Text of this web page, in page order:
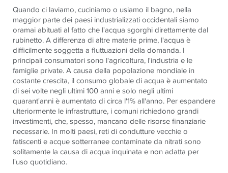
Quando ci laviamo, cuciniamo o usiamo il bagno, nella
maggior parte dei paesi industrializzati occidentali siamo
oramai abituati al fatto che l'acqua sgorghi direttamente dal
rubinetto. A differenza di altre materie prime, l'acqua è
difficilmente soggetta a fluttuazioni della domanda. I
principali consumatori sono l'agricoltura, l'industria e le
famiglie private. A causa della popolazione mondiale in
costante crescita, il consumo globale di acqua è aumentato
di sei volte negli ultimi 100 anni e solo negli ultimi
quarant'anni è aumentato di circa l'1% all'anno. Per espandere
ulteriormente le infrastrutture, i comuni richiedono grandi
investimenti, che, spesso, mancano delle risorse finanziarie
necessarie. In molti paesi, reti di condutture vecchie o
fatiscenti e acque sotterranee contaminate da nitrati sono
solitamente la causa di acqua inquinata e non adatta per
l'uso quotidiano.